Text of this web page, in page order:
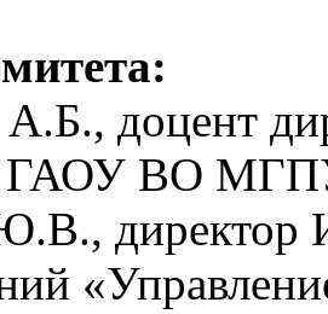
А.Б., доцент
ГАОУ ВО
директор